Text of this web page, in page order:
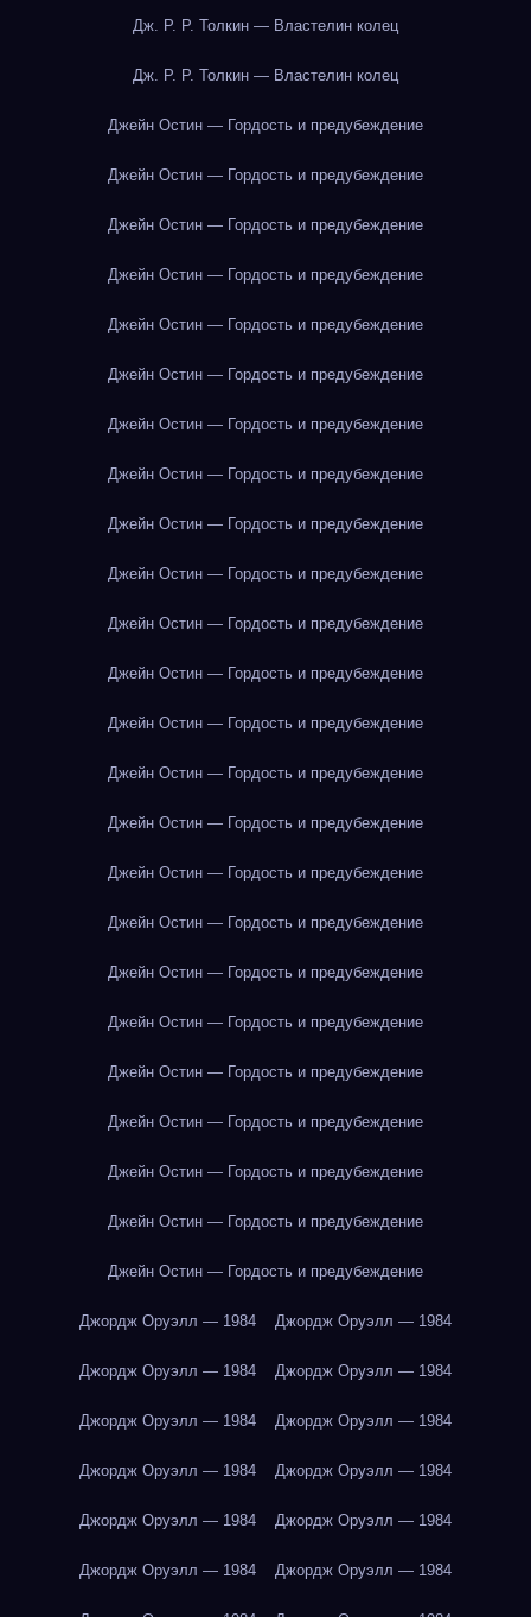
Дж. Р. Р. Толкин — Властелин колец
Дж. Р. Р. Толкин — Властелин колец
Джейн Остин — Гордость и предубеждение
Джейн Остин — Гордость и предубеждение
Джейн Остин — Гордость и предубеждение
Джейн Остин — Гордость и предубеждение
Джейн Остин — Гордость и предубеждение
Джейн Остин — Гордость и предубеждение
Джейн Остин — Гордость и предубеждение
Джейн Остин — Гордость и предубеждение
Джейн Остин — Гордость и предубеждение
Джейн Остин — Гордость и предубеждение
Джейн Остин — Гордость и предубеждение
Джейн Остин — Гордость и предубеждение
Джейн Остин — Гордость и предубеждение
Джейн Остин — Гордость и предубеждение
Джейн Остин — Гордость и предубеждение
Джейн Остин — Гордость и предубеждение
Джейн Остин — Гордость и предубеждение
Джейн Остин — Гордость и предубеждение
Джейн Остин — Гордость и предубеждение
Джейн Остин — Гордость и предубеждение
Джейн Остин — Гордость и предубеждение
Джейн Остин — Гордость и предубеждение
Джейн Остин — Гордость и предубеждение
Джейн Остин — Гордость и предубеждение
Джордж Оруэлл — 1984 Джордж Оруэлл — 1984
Джордж Оруэлл — 1984 Джордж Оруэлл — 1984
Джордж Оруэлл — 1984 Джордж Оруэлл — 1984
Джордж Оруэлл — 1984 Джордж Оруэлл — 1984
Джордж Оруэлл — 1984 Джордж Оруэлл — 1984
Джордж Оруэлл — 1984 Джордж Оруэлл — 1984